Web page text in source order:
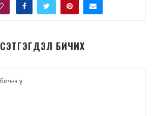
СЭТГЭГДЭЛ БИЧИХ